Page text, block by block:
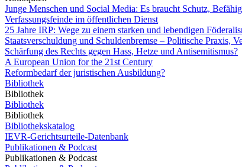
Junge Menschen und Social Media: Es braucht Schutz,
Verfassungsfeinde im öffentlichen Dienst
25 Jahre IRP: Wege zu einem starken und lebendigen
Staatsverschuldung und Schuldenbremse – Politische Praxis,
Schärfung des Rechts gegen Hass, Hetze und Antisemitismus?
A European Union for the 21st Century
Reformbedarf der juristischen Ausbildung?
Bibliothek
Bibliothek
Bibliothek
Bibliothek
Bibliothekskatalog
IEVR-Gerichtsurteile-Datenbank
Publikationen & Podcast
Publikationen & Podcast